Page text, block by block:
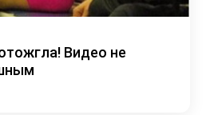
Видео не